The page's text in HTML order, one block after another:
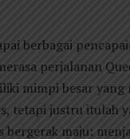
berbagai
perjalanan
mimpi besar
tetapi justru itulah
bergerak maju: